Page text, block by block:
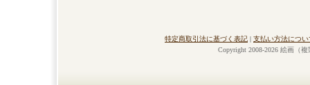
特定商取引法に基づく表記 | 支払い方法につい
Copyright 2008-2026 絵画（